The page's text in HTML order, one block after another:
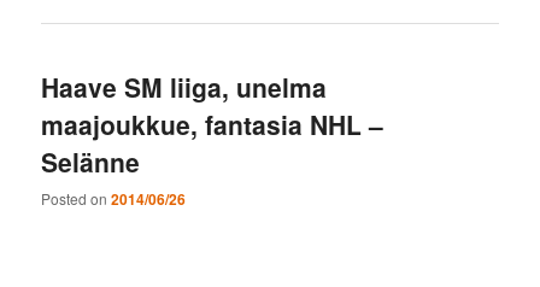
Haave SM liiga, unelma
maajoukkue, fantasia NHL –
Selänne
Posted on2014/06/26